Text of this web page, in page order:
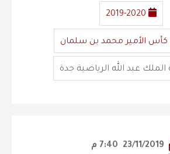
2019-2020
كأس الأمير محمد بن سلمان
الملك عبد الله الرياضية جدة